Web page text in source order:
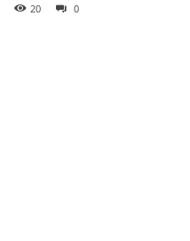
20 0